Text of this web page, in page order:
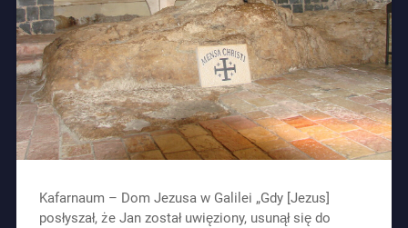
Kafarnaum – Dom Jezusa w Galilei „Gdy [Jezus]
posłyszał, że Jan został uwięziony, usunął się do